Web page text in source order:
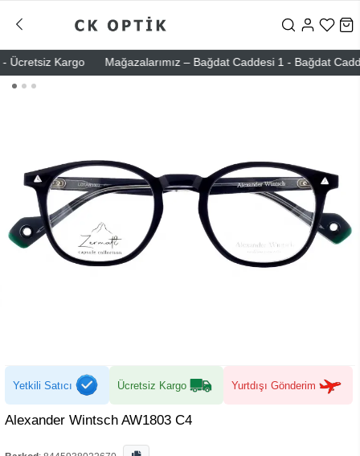
Kargo Mağazalarımız – Bağdat Caddesi 1 - Bağdat
Yetkili Satıcı Ücretsiz Kargo Yurtdışı Gönderim
Alexander Wintsch AW1803 C4